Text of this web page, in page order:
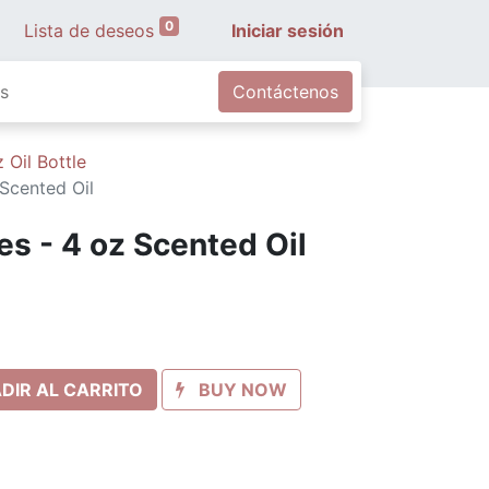
Lista de deseos 0 Iniciar sesión
Contáctenos
Oil Bottle
Oil
- 4 oz Scented Oil
AL CARRITO BUY NOW